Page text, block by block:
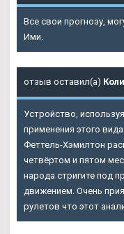
Все свои прогнозу,
Ими.
отзыв оставил(а)
Устройство,
применения этого
Феттель-Хэмилтон
четвёртом и пятом
народа стригите под
движением. Очень
рулетов что этот